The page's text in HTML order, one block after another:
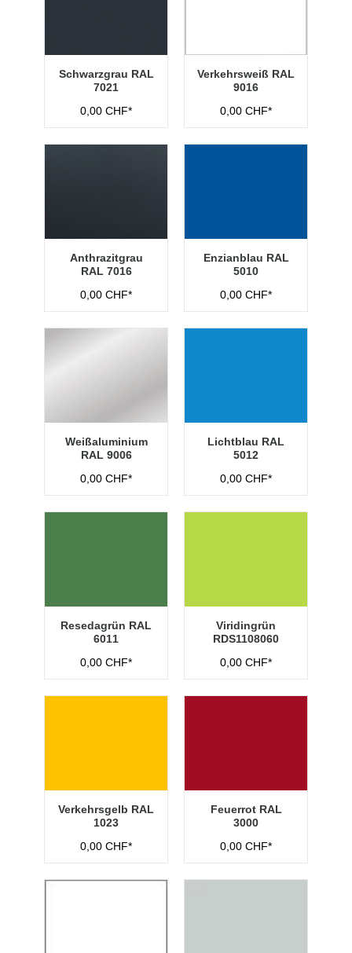
Schwarzgrau RAL
7021
0,00 CHF*
Verkehrsweiß RAL
9016
0,00 CHF*
Anthrazitgrau
RAL 7016
0,00 CHF*
Enzianblau RAL
5010
0,00 CHF*
Weißaluminium
RAL 9006
0,00 CHF*
Lichtblau RAL
5012
0,00 CHF*
Resedagrün RAL
6011
0,00 CHF*
Viridingrün
RDS1108060
0,00 CHF*
Verkehrsgelb RAL
1023
0,00 CHF*
Feuerrot RAL
3000
0,00 CHF*